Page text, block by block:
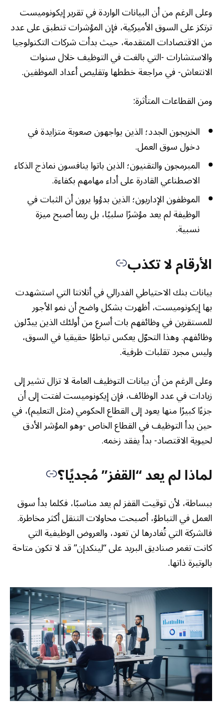
وعلى الرغم من أن البيانات الواردة في تقرير إيكونوميست
ترتكز على السوق الأميركية، فإن المؤشرات تنطبق على عدد
من الاقتصادات المتقدمة، حيث بدأت شركات التكنولوجيا
والاستشارات -التي بالغت في التوظيف خلال سنوات
الانتعاش- في مراجعة خططها وتقليص أعداد الموظفين.
ومن القطاعات المتأثرة:
الخريجون الجدد؛ الذين يواجهون صعوبة متزايدة في
دخول سوق العمل.
المبرمجون والتقنيون؛ الذين باتوا ينافسون نماذج الذكاء
الاصطناعي القادرة على أداء مهامهم بكفاءة.
الموظفون الإداريون؛ الذين بدؤوا يرون أن الثبات في
الوظيفة لم يعد مؤشرًا سلبيًا، بل ربما أصبح ميزة
نسبية.
الأرقام لا تكذب
بيانات بنك الاحتياطي الفدرالي في أتلانتا التي استشهدت
بها إيكونوميست، أظهرت بشكل واضح أن نمو الأجور
للمستقرين في وظائفهم بات أسرع من أولئك الذين يبدّلون
وظائفهم. وهذا التحوّل يعكس تباطؤا حقيقيا في السوق،
وليس مجرد تقلبات ظرفية.
وعلى الرغم من أن بيانات التوظيف العامة لا تزال تشير إلى
زيادات في عدد الوظائف، فإن إيكونوميست لفتت إلى أن
جزءًا كبيرًا منها يعود إلى القطاع الحكومي (مثل التعليم)، في
حين بدأ التوظيف في القطاع الخاص -وهو المؤشر الأدق
لحيوية الاقتصاد- بدأ يفقد زخمه.
لماذا لم يعد “القفز” مُجديًا؟
ببساطة، لأن توقيت القفز لم يعد مناسبًا، فكلما بدأ سوق
العمل في التباطؤ، أصبحت محاولات التنقل أكثر مخاطرة.
فالشركة التي تُغادرها لن تعود، والعروض الوظيفية التي
كانت تغمر صناديق البريد على “لينكدإن” قد لا تكون متاحة
بالوتيرة ذاتها.